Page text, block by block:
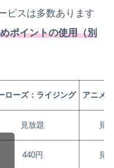
ビスは多数あります
ポイントの使用（別
ローズ：ライジング アニメ
見放題 見
440円 見